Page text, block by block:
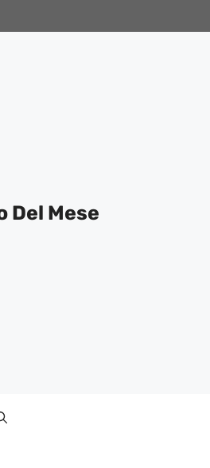
Del Mese